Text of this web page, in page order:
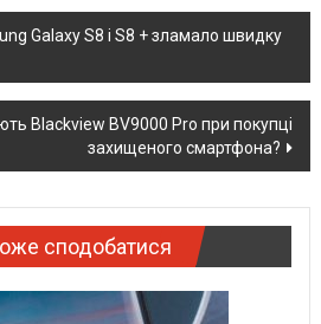
Galaxy S8 і S8 + зламало швидку
Blackview BV9000 Pro при покупці
захищеного смартфона?
сподобатися